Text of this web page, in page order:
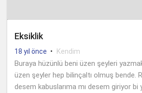
Eksiklik
18 yıl önce • Kendim
Buraya hüzünlü beni üzen şeyleri
üzen şeyler hep bilinçaltı olmuş bende.
desem kabuslarıma mı desem giriyor